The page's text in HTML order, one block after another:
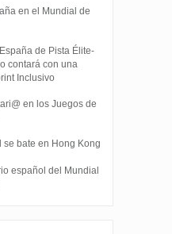
en el Mundial de
de Pista Élite-
contará con una
Inclusivo
en los Juegos de
se bate en Hong Kong
español del Mundial